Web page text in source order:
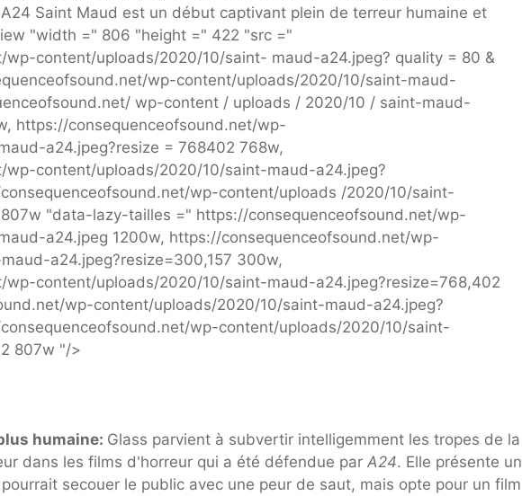
Saint Maud est un début captivant plein de terreur humaine et
"width =" 806 "height =" 422 "src ="
content/uploads/2020/10/saint- maud-a24.jpeg? quality = 80 &
wp-content/uploads/2020/10/saint-maud-
wp-content / uploads / 2020/10 / saint-maud-
https://consequenceofsound.net/wp-
a24.jpeg?resize = 768402 768w,
content/uploads/2020/10/saint-maud-a24.jpeg?
wp-content/uploads /2020/10/saint-
"data-lazy-tailles =" https://consequenceofsound.net/wp-
a24.jpeg 1200w, https://consequenceofsound.net/wp-
a24.jpeg?resize=300,157 300w,
content/uploads/2020/10/saint-maud-a24.jpeg?resize=768,402
wp-content/uploads/2020/10/saint-maud-a24.jpeg?
wp-content/uploads/2020/10/saint-
807w "/>
humaine: Glass parvient à subvertir intelligemment les tropes de la
dans les films d'horreur qui a été défendue par A24. Elle présente un
secouer le public avec une peur de saut, mais opte pour un film